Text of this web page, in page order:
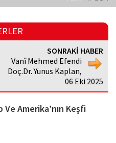
SONRAKİ HABER
Vanî Mehmed Efendi
Doç.Dr. Yunus Kaplan,
06 Eki 2025
Amerika’nın Keşfi